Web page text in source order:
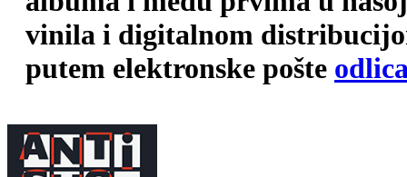
vinila i digitalnom
putem elektronske pošte